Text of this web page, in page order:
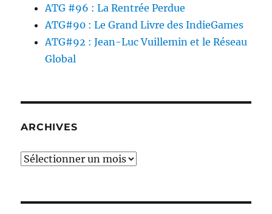
ATG #96 : La Rentrée Perdue
ATG#90 : Le Grand Livre des IndieGames
ATG#92 : Jean-Luc Vuillemin et le Réseau
Global
ARCHIVES
Archives